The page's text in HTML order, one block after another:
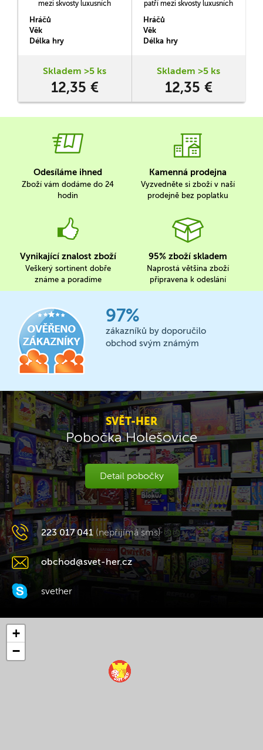
mezi skvosty luxusních
Hráčů
Věk
Délka hry
Skladem >5 ks
12,35 €
patří mezi skvosty luxusních
Hráčů
Věk
Délka hry
Skladem >5 ks
12,35 €
Odesíláme ihned
Zboží vám dodáme do 24
hodin
Kamenná prodejna
Vyzvedněte si zboží v naší
prodejně bez poplatku
Vynikající znalost zboží
Veškerý sortinent dobře
známe a poradíme
95% zboží skladem
Naprostá většina zboží
připravena k odeslání
97%
zákazníků by doporučilo
obchod svým známým
SVĚT-HER
Pobočka Holešovice
Detail pobočky
223 017 041 (nepřijímá sms)
obchod@svet-her.cz
svether
+
−